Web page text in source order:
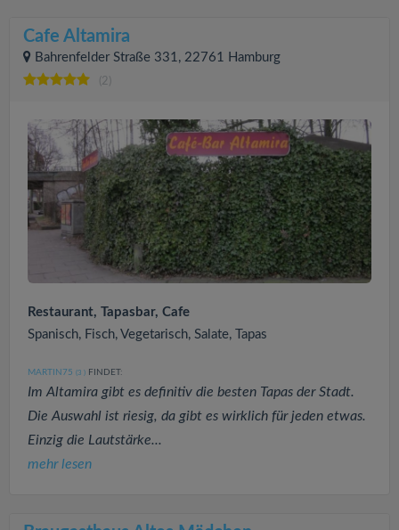
Cafe Altamira
Bahrenfelder Straße 331, 22761 Hamburg
(2)
Restaurant, Tapasbar, Cafe
Spanisch, Fisch, Vegetarisch, Salate, Tapas
MARTIN75 (3 ) FINDET:
Im Altamira gibt es definitiv die besten Tapas der Stadt.
Die Auswahl ist riesig, da gibt es wirklich für jeden etwas.
Einzig die Lautstärke...
mehr lesen